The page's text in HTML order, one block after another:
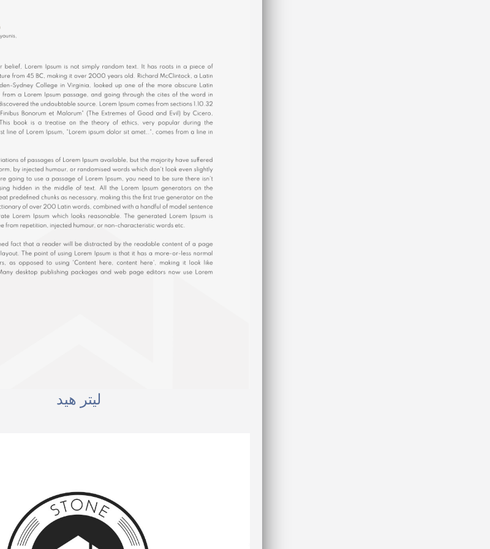
ليتر هيد